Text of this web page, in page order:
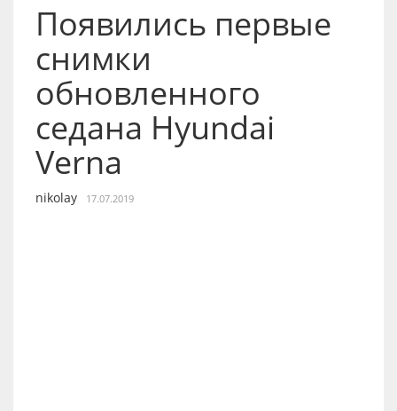
Появились первые
снимки
обновленного
седана Hyundai
Verna
nikolay 17.07.2019